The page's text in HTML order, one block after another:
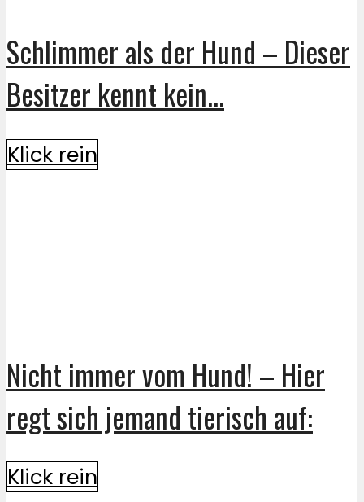
Schlimmer als der Hund – Dieser
Besitzer kennt kein...
Klick rein
Nicht immer vom Hund! – Hier
regt sich jemand tierisch auf:
Klick rein